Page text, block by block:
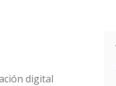
digital